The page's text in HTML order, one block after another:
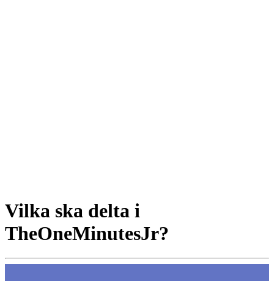
Vilka ska delta i
TheOneMinutesJr?